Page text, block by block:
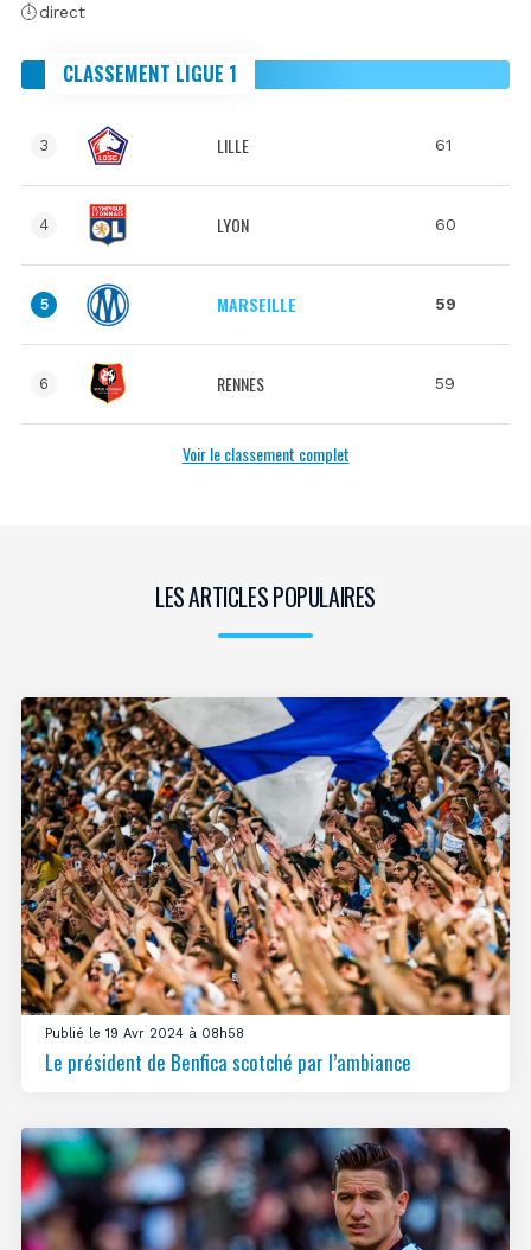
direct
CLASSEMENT LIGUE 1
3 LILLE 61
4 LYON 60
5 MARSEILLE 59
6 RENNES 59
Voir le classement complet
LES ARTICLES POPULAIRES
Publié le 19 Avr 2024 à 08h58
Le président de Benfica scotché par l’ambiance